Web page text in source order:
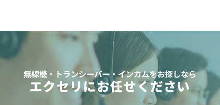
無線機・トランシーバー・インカムをお探しなら
エクセリにお任せください